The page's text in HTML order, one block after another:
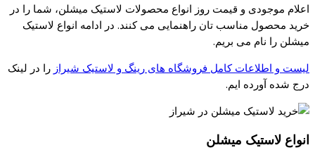
اعلام موجودی و قیمت روز انواع محصولات لاستیک میشلن، شما را در
خرید محصول مناسب تان راهنمایی می کنند. در ادامه انواع لاستیک
میشلن را نام می بریم.
لیست و اطلاعات کامل فروشگاه های رینگ و لاستیک شیراز را در لینک
درج شده آورده ایم.
انواع لاستیک میشلن